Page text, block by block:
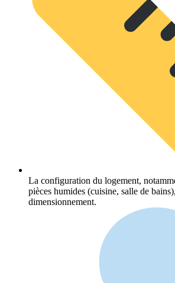
La configuration du logement,
pièces humides (cuisine, salle de
dimensionnement.